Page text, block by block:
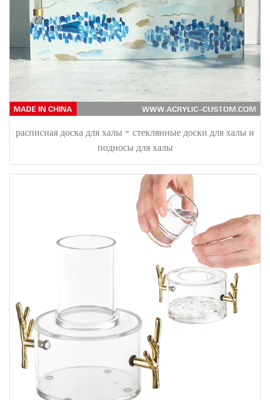
расписная доска для халы - стеклянные доски для халы и
подносы для халы